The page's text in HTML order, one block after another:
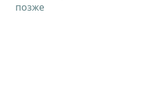
позже